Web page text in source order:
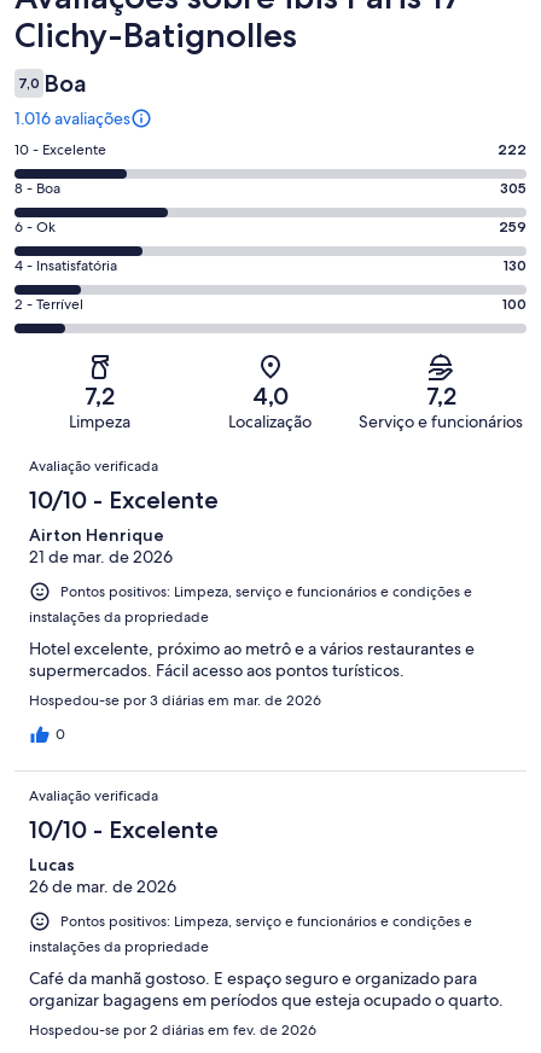
Clichy-Batignolles
7,0 Boa
1.016 avaliações
Nota
10
-
Excelente.
222
de
1016
avaliações
10 - Excelente 222
Nota
8
-
Boa.
305
de
avaliações
8 - Boa 305
Nota
6
-
Ok.
259
avaliações
6 - Ok 259
Nota
4
-
4 - Insatisfatória 130
Nota
2
1016
2 - Terrível 100
7,2
Limpeza
4,0
Localização
7,2
Serviço e funcionários
Avaliações
Avaliação verificada
10/10 - Excelente
Airton Henrique
21 de mar. de 2026
Pontos positivos: Limpeza, serviço e funcionários e condições e
instalações da propriedade
Hotel excelente, próximo ao metrô e a vários restaurantes e
supermercados. Fácil acesso aos pontos turísticos.
Hospedou-se por 3 diárias em mar. de 2026
0
Avaliação verificada
10/10 - Excelente
Lucas
26 de mar. de 2026
Pontos positivos: Limpeza, serviço e funcionários e condições e
instalações da propriedade
Café da manhã gostoso. E espaço seguro e organizado para
organizar bagagens em períodos que esteja ocupado o quarto.
Hospedou-se por 2 diárias em fev. de 2026